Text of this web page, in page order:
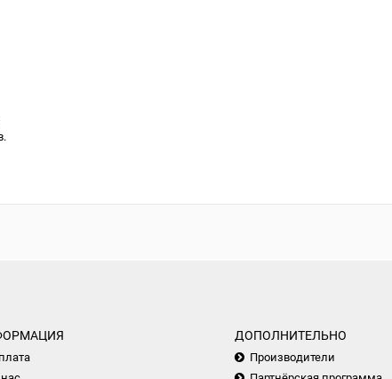
ДОПОЛНИТЕЛЬНО
Производители